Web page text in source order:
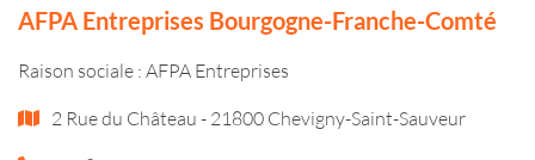
AFPA Entreprises Bourgogne-Franche-Comté
Raison sociale : AFPA Entreprises
2 Rue du Château - 21800 Chevigny-Saint-Sauveur